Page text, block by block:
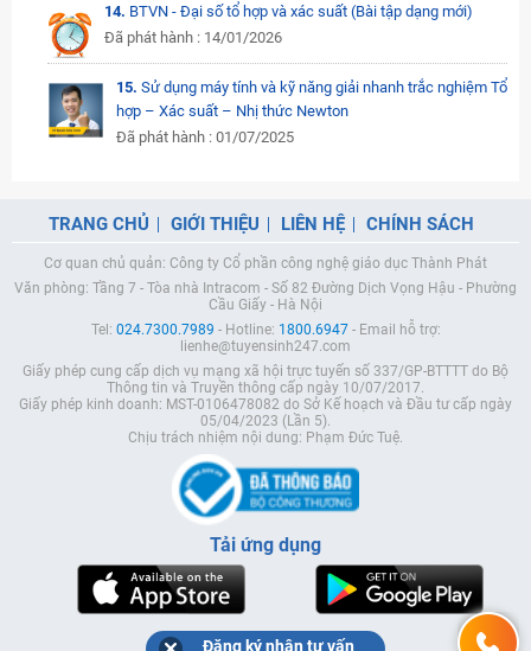
14. BTVN - Đại số tổ hợp và xác suất (Bài tập dạng mới)
Đã phát hành : 14/01/2026
15. Sử dụng máy tính và kỹ năng giải nhanh trắc nghiệm Tổ
hợp – Xác suất – Nhị thức Newton
Đã phát hành : 01/07/2025
TRANG CHỦ GIỚI THIỆU LIÊN HỆ CHÍNH SÁCH
Cơ quan chủ quản: Công ty Cổ phần công nghệ giáo dục Thành Phát
Văn phòng: Tầng 7 - Tòa nhà Intracom - Số 82 Đường Dịch Vọng Hậu - Phường
Cầu Giấy - Hà Nội
Tel: 024.7300.7989 - Hotline: 1800.6947- Email hỗ trợ:
lienhe@tuyensinh247.com
Giấy phép cung cấp dịch vụ mạng xã hội trực tuyến số 337/GP-BTTTT do Bộ
Thông tin và Truyền thông cấp ngày 10/07/2017.
Giấy phép kinh doanh: MST-0106478082 do Sở Kế hoạch và Đầu tư cấp ngày
05/04/2023 (Lần 5).
Chịu trách nhiệm nội dung: Phạm Đức Tuệ.
Tải ứng dụng
Đăng ký nhận tư vấn